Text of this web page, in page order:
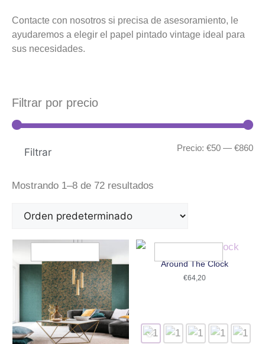
Contacte con nosotros si precisa de asesoramiento, le
ayudaremos a elegir el papel pintado vintage ideal para
sus necesidades.
Filtrar por precio
Filtrar Precio: €50 — €860
Mostrando 1–8 de 72 resultados
Around The Clock
€64,20